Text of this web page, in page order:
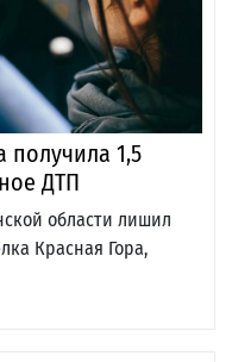
получила 1,5
ДТП
области лишил
Красная Гора,